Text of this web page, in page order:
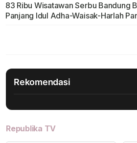
83 Ribu Wisatawan Serbu Bandung
Panjang Idul Adha-Waisak-Harlah
Rekomendasi
Republika TV